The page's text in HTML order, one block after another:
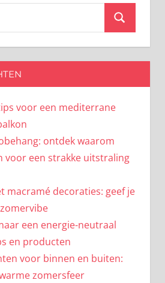
Zoeken
voor een mediterrane
ontdek waarom
voor een strakke uitstraling
macramé decoraties: geef je
een energie-neutraal
en producten
voor binnen en buiten:
zomersfeer